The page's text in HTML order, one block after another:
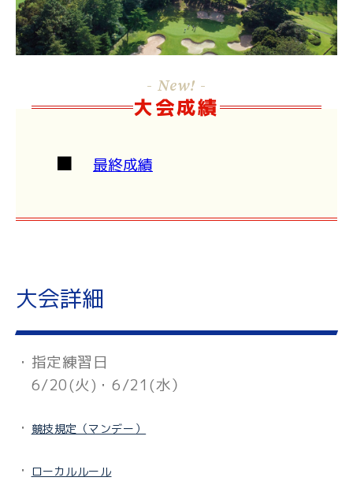
- New! -
大会成績
■ 最終成績
大会詳細
・指定練習日
6/20(火)・6/21(水）
・ 競技規定（マンデー）
・ ローカルルール